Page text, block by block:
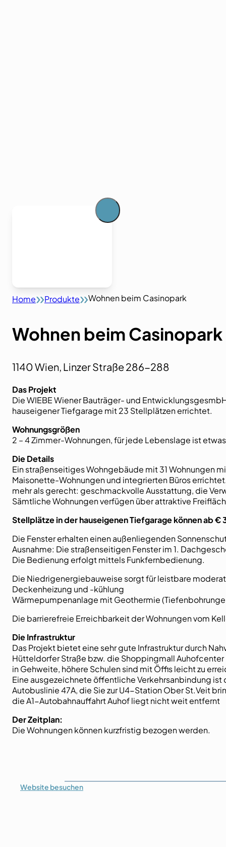
Home Produkte Wohnen beim Casinopark
Wohnen beim Casinopark
1140 Wien, Linzer Straße 286-288
Das Projekt
Die WIEBE Wiener Bauträger- und
hauseigener Tiefgarage mit 23 Stellplätzen errichtet.
Wohnungsgrößen
2 – 4 Zimmer-Wohnungen, für jede Lebenslage ist
Die Details
Ein straßenseitiges Wohngebäude mit 31 Wohnungen
Maisonette-Wohnungen und integrierten Büros
mehr als gerecht: geschmackvolle Ausstattung, die
Sämtliche Wohnungen verfügen über attraktive
Stellplätze in der hauseigenen Tiefgarage können ab
Die Fenster erhalten einen außenliegenden
Ausnahme: Die straßenseitigen Fenster im 1.
Die Bedienung erfolgt mittels Funkfernbedienung.
Die Niedrigenergiebauweise sorgt für leistbare
Deckenheizung und -kühlung
Wärmepumpenanlage mit Geothermie
Die barrierefreie Erreichbarkeit der Wohnungen vom
Die Infrastruktur
Das Projekt bietet eine sehr gute Infrastruktur durch
Hütteldorfer Straße bzw. die Shoppingmall
in Gehweite, höhere Schulen sind mit Öffis leicht zu
Eine ausgezeichnete öffentliche Verkehrsanbindung
Autobuslinie 47A, die Sie zur U4-Station Ober St.Veit
die A1-Autobahnauffahrt Auhof liegt nicht weit entfernt
Der Zeitplan:
Die Wohnungen können kurzfristig bezogen werden.
Website besuchen